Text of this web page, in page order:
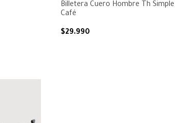
Billetera Cuero Hombre Th Simple
Café
$29.990